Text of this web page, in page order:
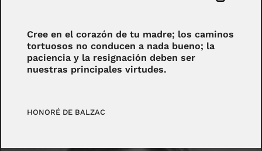
Cree en el corazón de tu madre; los caminos
tortuosos no conducen a nada bueno; la
paciencia y la resignación deben ser
nuestras principales virtudes.
HONORÉ DE BALZAC